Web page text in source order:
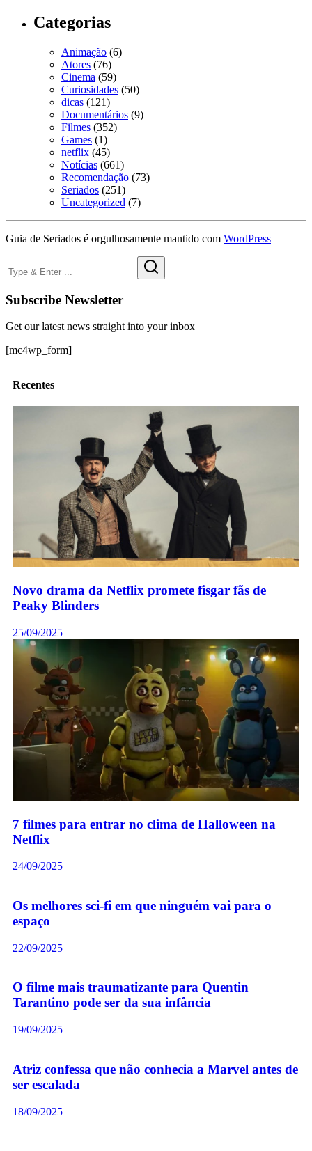
Categorias
Animação (6)
Atores (76)
Cinema (59)
Curiosidades (50)
dicas (121)
Documentários (9)
Filmes (352)
Games (1)
netflix (45)
Notícias (661)
Recomendação (73)
Seriados (251)
Uncategorized (7)
Guia de Seriados é orgulhosamente mantido com WordPress
Subscribe Newsletter
Get our latest news straight into your inbox
[mc4wp_form]
Recentes
Novo drama da Netflix promete fisgar fãs de
Peaky Blinders
25/09/2025
7 filmes para entrar no clima de Halloween na
Netflix
24/09/2025
Os melhores sci-fi em que ninguém vai para o
espaço
22/09/2025
O filme mais traumatizante para Quentin
Tarantino pode ser da sua infância
19/09/2025
Atriz confessa que não conhecia a Marvel antes de
ser escalada
18/09/2025